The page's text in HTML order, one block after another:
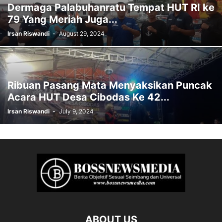
Dermaga Palabuhanratu Tempat HUT RI ke
79 Yang Meriah Juga...
Irsan Riswandi - August 29, 2024
Ribuan Pasang Mata Menyaksikan Puncak
Acara HUT Desa Cibodas Ke 42...
Irsan Riswandi - July 9, 2024
ABOUT US